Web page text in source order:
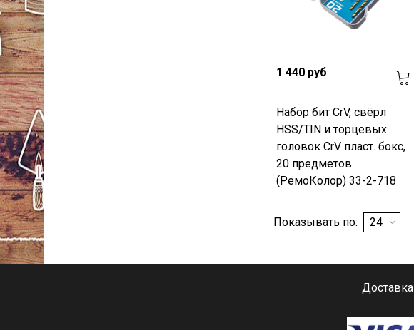
1 440 руб
Набор бит CrV, свёрл
HSS/TIN и торцевых
головок CrV пласт. бокс,
20 предметов
(РемоКолор) 33-2-718
Показывать по:
Доставка